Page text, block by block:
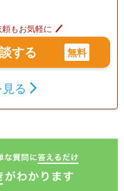
もお気軽に
する 無料
る